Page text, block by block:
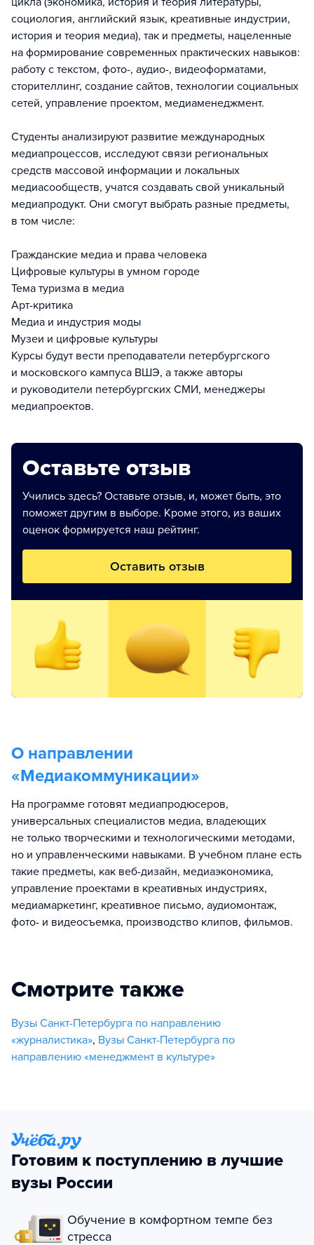
социология, английский язык, креативные индустрии,
история и теория медиа), так и предметы, нацеленные
на формирование современных практических навыков:
работу с текстом, фото-, аудио-, видеоформатами,
сторителлинг, создание сайтов, технологии социальных
сетей, управление проектом, медиаменеджмент.
Студенты анализируют развитие международных
медиапроцессов, исследуют связи региональных
средств массовой информации и локальных
медиасообществ, учатся создавать свой уникальный
медиапродукт. Они смогут выбрать разные предметы,
в том числе:
Гражданские медиа и права человека
Цифровые культуры в умном городе
Тема туризма в медиа
Арт-критика
Медиа и индустрия моды
Музеи и цифровые культуры
Курсы будут вести преподаватели петербургского
и московского кампуса ВШЭ, а также авторы
и руководители петербургских СМИ, менеджеры
медиапроектов.
Оставьте отзыв
Учились здесь? Оставьте отзыв, и, может быть, это
поможет другим в выборе. Кроме этого, из ваших
оценок формируется наш рейтинг.
Оставить отзыв
О направлении
«Медиакоммуникации»
На программе готовят медиапродюсеров,
универсальных специалистов медиа, владеющих
не только творческими и технологическими методами,
но и управленческими навыками. В учебном плане есть
такие предметы, как веб-дизайн, медиаэкономика,
управление проектами в креативных индустриях,
медиамаркетинг, креативное письмо, аудиомонтаж,
фото- и видеосъемка, производство клипов, фильмов.
Смотрите также
Вузы Санкт-Петербурга по направлению
«журналистика», Вузы Санкт-Петербурга по
направлению «менеджмент в культуре»
Готовим к поступлению в лучшие
вузы России
Обучение в комфортном темпе без
стресса